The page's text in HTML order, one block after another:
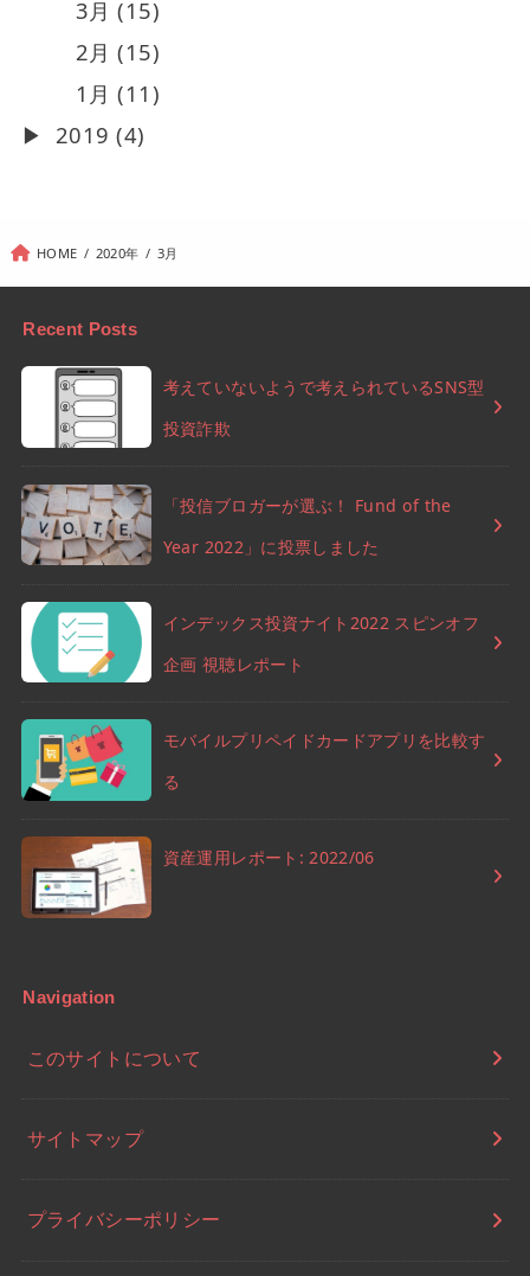
3月 (15)
2月 (15)
1月 (11)
2019 (4)
HOME 2020年 3月
Recent Posts
考えていないようで考えられているSNS型
投資詐欺
「投信ブロガーが選ぶ！ Fund of the
Year 2022」に投票しました
インデックス投資ナイト2022 スピンオフ
企画 視聴レポート
モバイルプリペイドカードアプリを比較す
る
資産運用レポート: 2022/06
Navigation
このサイトについて
サイトマップ
プライバシーポリシー